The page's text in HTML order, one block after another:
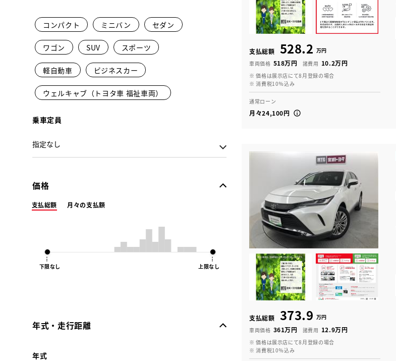
コンパクト ミニバン セダン
ワゴン SUV スポーツ
軽自動車 ビジネスカー
ウェルキャブ（トヨタ車 福祉車両）
乗車定員
価格
支払総額 月々の支払額
下限なし 上限なし
年式・走行距離
年式
支払総額 528.2 万円
車両価格 518万円 諸費用 10.2万円
※ 価格は展示店にて8月登録の場合
※ 消費税10％込み
通常ローン
月々24,100円
支払総額 373.9 万円
車両価格 361万円 諸費用 12.9万円
※ 価格は展示店にて8月登録の場合
※ 消費税10％込み